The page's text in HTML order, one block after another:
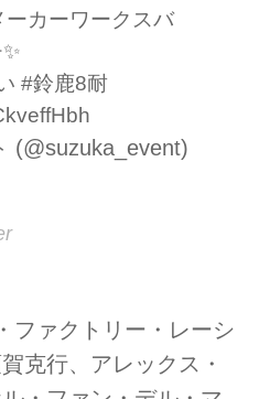
カーワークスバ
#鈴鹿8耐
(@suzuka_event)
ファクトリー・レーシ
克行、アレックス・